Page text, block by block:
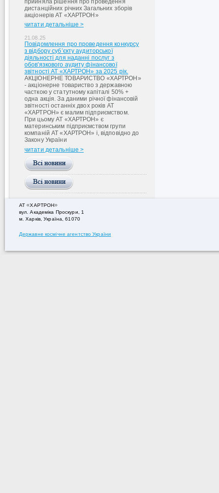
дистанційних річних Загальних зборів
акціонерів АТ «ХАРТРОН»
читати детальніше >
21.08.25
Повідомлення про проведення конкурсу
з відбору суб’єкту аудиторської
діяльності для наданні послуг з
обов'язкового аудиту фінансової
звітності АТ «ХАРТРОН» за 2025 рік.
АКЦІОНЕРНЕ ТОВАРИСТВО «ХАРТРОН»
- акціонерне товариство з державною
часткою у статутному капіталі 50% +
одна акція. За даними річної фінансовій
звітності останніх двох років АТ
«ХАРТРОН» є малим підприємством.
При цьому АТ «ХАРТРОН» є
материнським підприємством групи
компаній АТ «ХАРТРОН» і, відповідно до
Закону України
читати детальніше >
АТ«ХАРТРОН»
вул. Академiка Проскури, 1
м. Харків, Україна, 61070
Державне космічне агентство України